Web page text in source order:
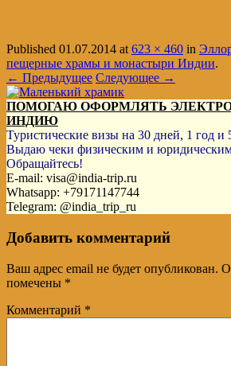
Published 01.07.2014 at623 × 460 in
пещерные храмы и монастыри Индии.
← Предыдущее Следующее →
ПОМОГАЮ ОФОРМЛЯТЬ
ИНДИЮ
Туристические визы на 30 дней, 1 год и
Выдаю чеки физическим и
Обращайтесь!
E-mail: visa@india-trip.ru
Whatsapp: +79171147744
Telegram: @india_trip_ru
Добавить комментарий
Ваш адрес email не будет опубликован.
помечены *
Комментарий *